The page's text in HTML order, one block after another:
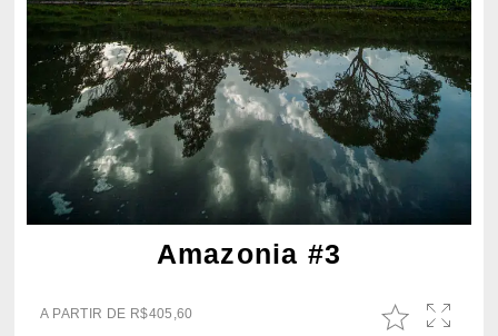
Amazonia #3
A PARTIR DE R$405,60